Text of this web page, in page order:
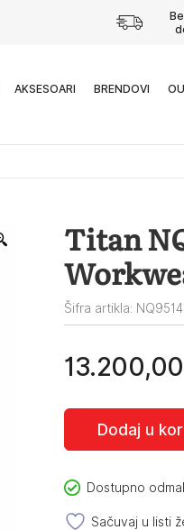
AKSESOARI BRENDOVI
Titan
Šifra artikla:
13.200,00
Dodaj u
Dostupno
Sačuvaj u listi